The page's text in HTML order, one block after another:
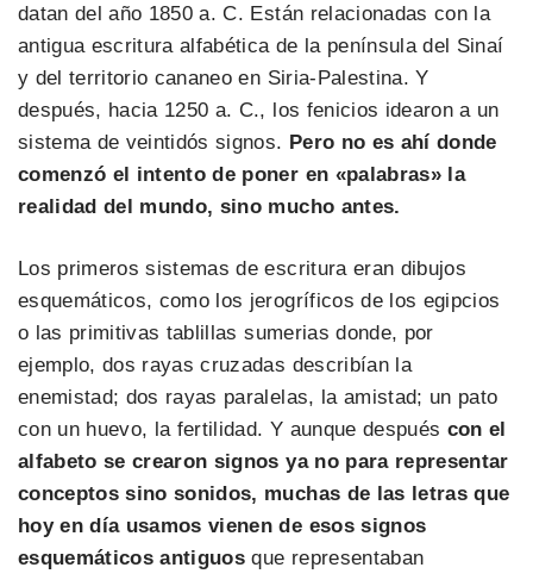
datan del año 1850 a. C. Están relacionadas con la
antigua escritura alfabética de la península del Sinaí
y del territorio cananeo en Siria-Palestina. Y
después, hacia 1250 a. C., los fenicios idearon a un
sistema de veintidós signos. Pero no es ahí donde
comenzó el intento de poner en «palabras» la
realidad del mundo, sino mucho antes.
Los primeros sistemas de escritura eran dibujos
esquemáticos, como los jerogríficos de los egipcios
o las primitivas tablillas sumerias donde, por
ejemplo, dos rayas cruzadas describían la
enemistad; dos rayas paralelas, la amistad; un pato
con un huevo, la fertilidad. Y aunque después con el
alfabeto se crearon signos ya no para representar
conceptos sino sonidos, muchas de las letras que
hoy en día usamos vienen de esos signos
esquemáticos antiguos que representaban